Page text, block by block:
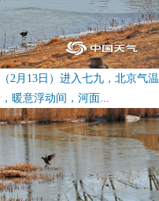
2月13日）进入七九，北京气温
暖意浮动间，河面...